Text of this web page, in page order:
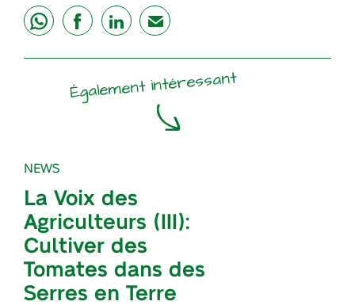
share share share mail
Également intéressant
NEWS
La Voix des
Agriculteurs (III):
Cultiver des
Tomates dans des
Serres en Terre